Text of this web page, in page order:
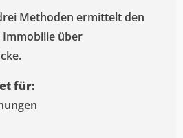
Methoden ermittelt den
über
für: